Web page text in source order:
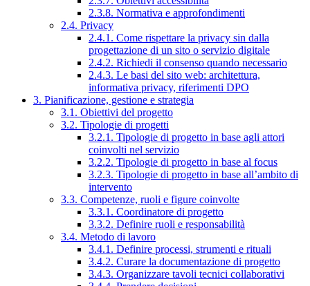
2.3.8. Normativa e approfondimenti
2.4. Privacy
2.4.1. Come rispettare la privacy sin dalla
progettazione di un sito o servizio digitale
2.4.2. Richiedi il consenso quando necessario
2.4.3. Le basi del sito web: architettura,
informativa privacy, riferimenti DPO
3. Pianificazione, gestione e strategia
3.1. Obiettivi del progetto
3.2. Tipologie di progetti
3.2.1. Tipologie di progetto in base agli attori
coinvolti nel servizio
3.2.2. Tipologie di progetto in base al focus
3.2.3. Tipologie di progetto in base all’ambito di
intervento
3.3. Competenze, ruoli e figure coinvolte
3.3.1. Coordinatore di progetto
3.3.2. Definire ruoli e responsabilità
3.4. Metodo di lavoro
3.4.1. Definire processi, strumenti e rituali
3.4.2. Curare la documentazione di progetto
3.4.3. Organizzare tavoli tecnici collaborativi